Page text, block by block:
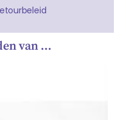
van …